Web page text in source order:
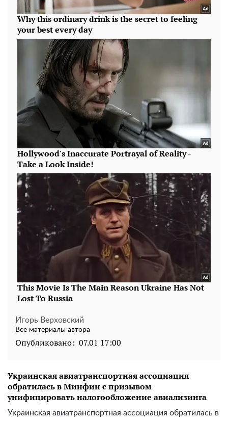
Игорь Верховский
Все материалы автора
Опубликовано: 07.01 17:00
Украинская авиатранспортная ассоциация
обратилась в Минфин с призывом
унифицировать налогообложение авиализинга
Украинская авиатранспортная ассоциация обратилась в